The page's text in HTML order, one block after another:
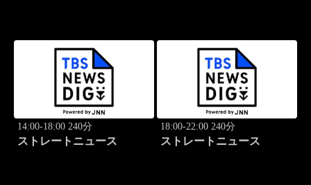
14:00-18:00 240分
ストレートニュース
18:00-22:00 240分
ストレートニュース